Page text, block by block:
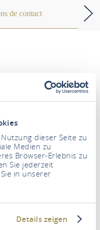
dieser Seite zu
Medien zu
Browser-Erlebnis zu
Sie jederzeit
in unserer
Details zeigen
de contact
zustimmen.